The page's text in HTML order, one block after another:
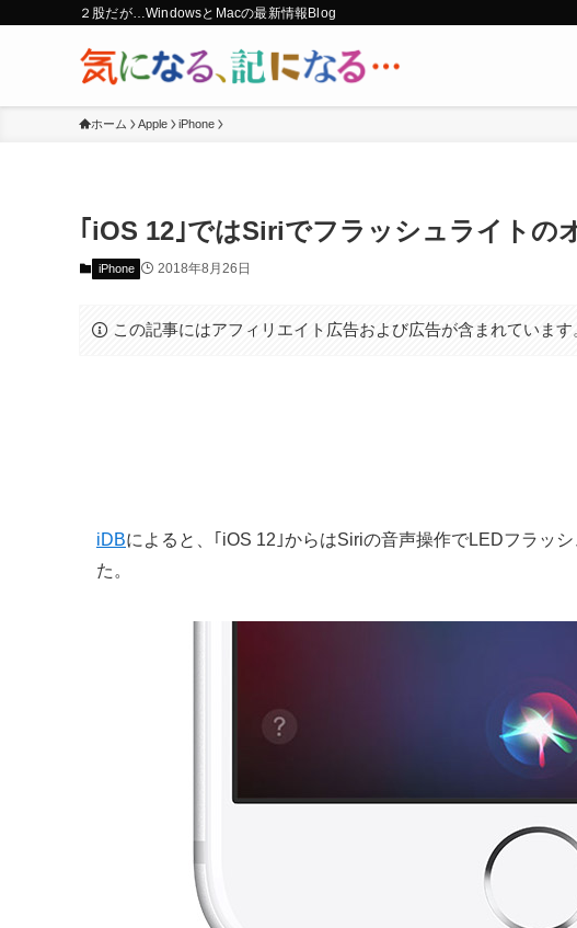
２股だが…WindowsとMacの最新情報Blog
ホーム Apple iPhone
｢iOS 12｣ではSiriでフラッシュライトの
iPhone 2018年8月26日
この記事にはアフィリエイト広告および広告が含まれています
iDBによると、｢iOS 12｣からはSiriの音声操作でLEDフラッ
た。